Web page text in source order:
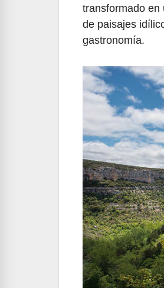
transformado en
de paisajes
gastronomía.